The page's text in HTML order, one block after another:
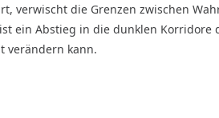
verwischt die Grenzen zwischen
ist ein Abstieg in die dunklen
verändern kann.